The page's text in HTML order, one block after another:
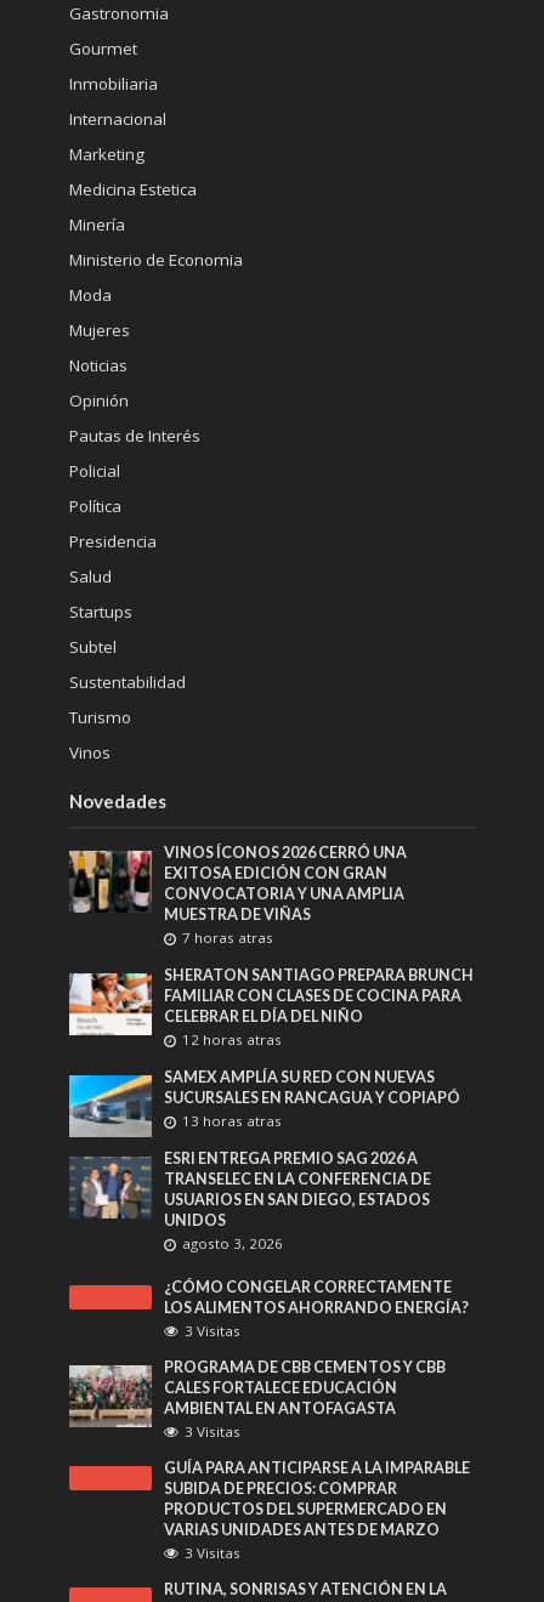
Gastronomia
Gourmet
Inmobiliaria
Internacional
Marketing
Medicina Estetica
Minería
Ministerio de Economia
Moda
Mujeres
Noticias
Opinión
Pautas de Interés
Policial
Política
Presidencia
Salud
Startups
Subtel
Sustentabilidad
Turismo
Vinos
Novedades
VINOS ÍCONOS 2026 CERRÓ UNA
EXITOSA EDICIÓN CON GRAN
CONVOCATORIA Y UNA AMPLIA
MUESTRA DE VIÑAS
7 horas atras
SHERATON SANTIAGO PREPARA BRUNCH
FAMILIAR CON CLASES DE COCINA PARA
CELEBRAR EL DÍA DEL NIÑO
12 horas atras
SAMEX AMPLÍA SU RED CON NUEVAS
SUCURSALES EN RANCAGUA Y COPIAPÓ
13 horas atras
ESRI ENTREGA PREMIO SAG 2026 A
TRANSELEC EN LA CONFERENCIA DE
USUARIOS EN SAN DIEGO, ESTADOS
UNIDOS
agosto 3, 2026
¿CÓMO CONGELAR CORRECTAMENTE
LOS ALIMENTOS AHORRANDO ENERGÍA?
3 Visitas
PROGRAMA DE CBB CEMENTOS Y CBB
CALES FORTALECE EDUCACIÓN
AMBIENTAL EN ANTOFAGASTA
3 Visitas
GUÍA PARA ANTICIPARSE A LA IMPARABLE
SUBIDA DE PRECIOS: COMPRAR
PRODUCTOS DEL SUPERMERCADO EN
VARIAS UNIDADES ANTES DE MARZO
3 Visitas
RUTINA, SONRISAS Y ATENCIÓN EN LA